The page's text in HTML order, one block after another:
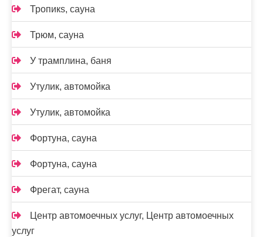
Тропикs, сауна
Трюм, сауна
У трамплина, баня
Утулик, автомойка
Утулик, автомойка
Фортуна, сауна
Фортуна, сауна
Фрегат, сауна
Центр автомоечных услуг, Центр автомоечных
услуг